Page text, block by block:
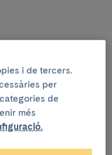
mostres de
per a la
2.800 donants. Les
i de tercers.
per
de
més